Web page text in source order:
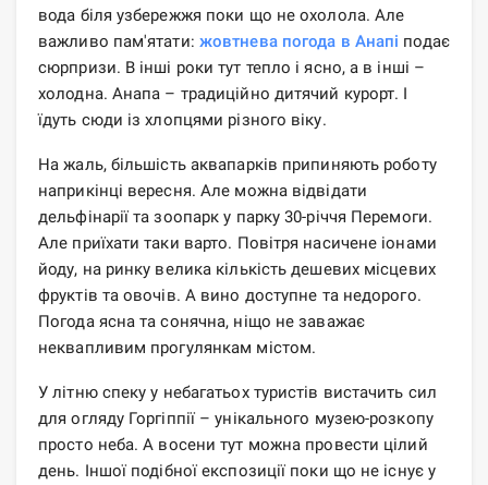
вода біля узбережжя поки що не охолола. Але
важливо пам'ятати: жовтнева погода в Анапі подає
сюрпризи. В інші роки тут тепло і ясно, а в інші –
холодна. Анапа – традиційно дитячий курорт. І
їдуть сюди із хлопцями різного віку.
На жаль, більшість аквапарків припиняють роботу
наприкінці вересня. Але можна відвідати
дельфінарії та зоопарк у парку 30-річчя Перемоги.
Але приїхати таки варто. Повітря насичене іонами
йоду, на ринку велика кількість дешевих місцевих
фруктів та овочів. А вино доступне та недорого.
Погода ясна та сонячна, ніщо не заважає
неквапливим прогулянкам містом.
У літню спеку у небагатьох туристів вистачить сил
для огляду Горгіппії – унікального музею-розкопу
просто неба. А восени тут можна провести цілий
день. Іншої подібної експозиції поки що не існує у